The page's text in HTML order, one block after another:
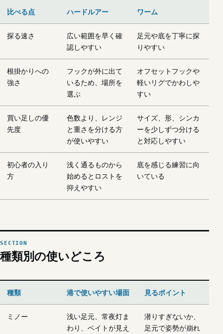
比べる点 ハードルアー ワーム
探る速さ
広い範囲を早く確
認しやすい
足元や底を丁寧に探
りやすい
根掛かりへの
強さ
フックが外に出て
いるため、場所を
選ぶ
オフセットフックや
軽いリグでかわしや
すい
買い足しの優
先度
色数より、レンジ
と重さを分ける方
が使いやすい
サイズ、形、シンカ
ーを少しずつ分ける
と対応しやすい
初心者の入り
方
浅く通るものから
始めるとロストを
抑えやすい
底を感じる練習に向
いている
種類別の使いどころ
種類 港で使いやすい場面 見るポイント
ミノー
浅い足元、常夜灯ま
わり、ベイトが見え
潜りすぎないか、
足元で姿勢が崩れ